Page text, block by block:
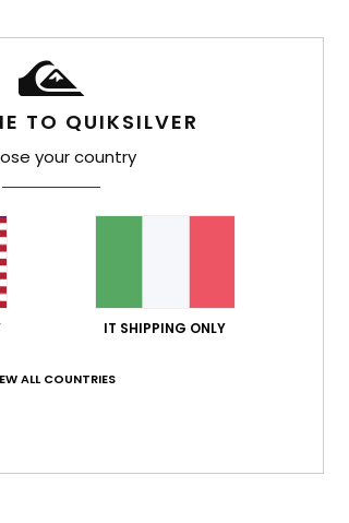
Clux Adapt
da sci/snowboard Nero
€
TO QUIKSILVER
your country
IT SHIPPING ONLY
ALL COUNTRIES
e della pubblicità, per fornire annunci
e migliorare i prodotti dei nostri partner. Puoi
determinati cookie o negandolo ad altri tipi di
informazioni consulta la nostra
dei cookie